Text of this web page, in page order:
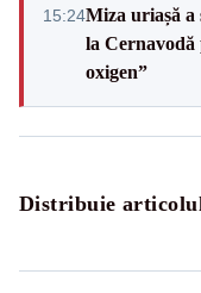
15:24Miza uriașă
la Cernavodă
oxigen”
Distribuie